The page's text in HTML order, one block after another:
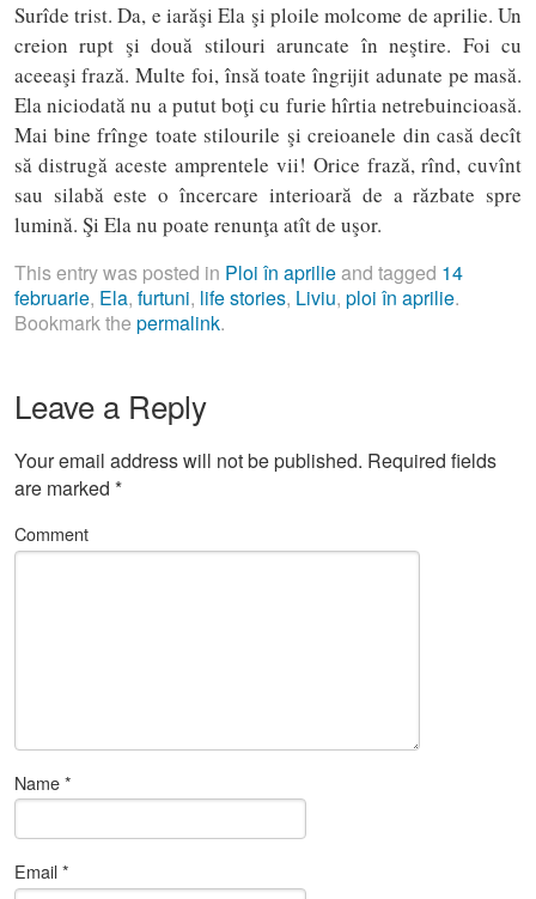
Surîde trist. Da, e iarăşi Ela şi ploile molcome de aprilie. Un
creion rupt şi două stilouri aruncate în neştire. Foi cu
aceeaşi frază. Multe foi, însă toate îngrijit adunate pe masă.
Ela niciodată nu a putut boţi cu furie hîrtia netrebuincioasă.
Mai bine frînge toate stilourile şi creioanele din casă decît
să distrugă aceste amprentele vii! Orice frază, rînd, cuvînt
sau silabă este o încercare interioară de a răzbate spre
lumină. Şi Ela nu poate renunţa atît de uşor.
This entry was posted in Ploi în aprilieand tagged 14
februarie, Ela, furtuni, life stories, Liviu, ploi în aprilie.
Bookmark the permalink.
Leave a Reply
Your email address will not be published. Required fields
are marked *
Comment
Name*
Email*